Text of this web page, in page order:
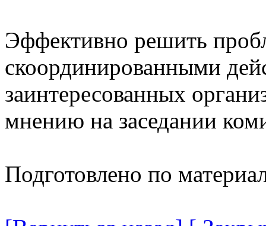
Эффективно решить
скоординированными
заинтересованных
мнению на заседании
Подготовлено по